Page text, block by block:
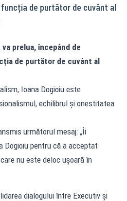
de purtător de cuvânt al
prelua, începând de
de purtător de cuvânt al
Ioana Dogioiu este
echilibrul și onestitatea
următorul mesaj: „Îi
Dogioiu pentru că a acceptat
nu este deloc ușoară în
dialogului între Executiv și